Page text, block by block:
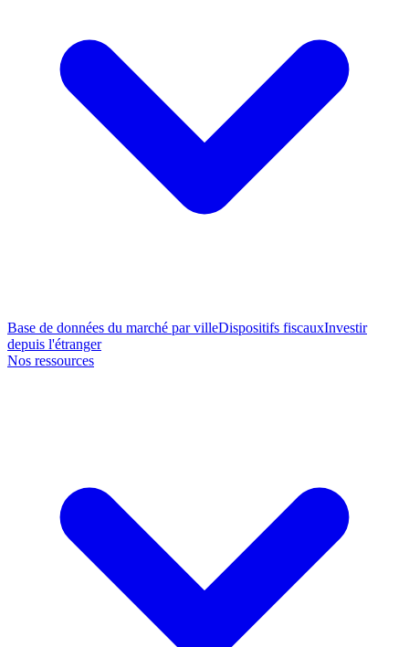
Base de données du marché par villeDispositifs fiscauxInvestir
depuis l'étranger
Nos ressources